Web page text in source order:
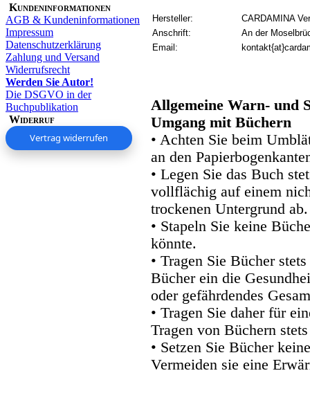
Kundeninformationen
AGB & Kundeninformationen
Impressum
Datenschutzerklärung
Zahlung und Versand
Widerrufsrecht
Werden Sie Autor!
Die DSGVO in der
Buchpublikation
Widerruf
Vertrag widerrufen
Hersteller:
CARDAMINA
Anschrift:
An der
Email:
Allgemeine Warn- und
Umgang mit Büchern
• Achten Sie beim
an den
• Legen Sie das Buch
vollflächig auf einem
trockenen Untergrund ab.
• Stapeln Sie keine
könnte.
• Tragen Sie Bücher
Bücher ein die
oder gefährdendes
• Tragen Sie daher für
Tragen von Büchern
• Setzen Sie Bücher
Vermeiden sie eine